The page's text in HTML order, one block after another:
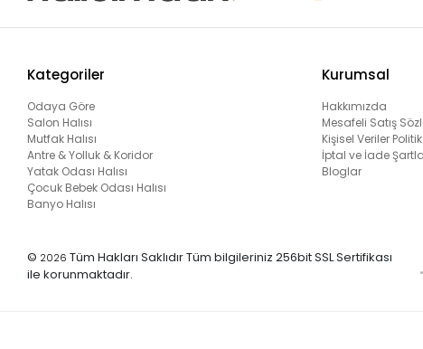
Kategoriler
Odaya Göre
Salon Halısı
Mutfak Halısı
Antre & Yolluk & Koridor
Yatak Odası Halısı
Çocuk Bebek Odası Halısı
Banyo Halısı
Kurumsal
Hakkımızda
Mesafeli Satış
Kişisel Veriler
İptal ve İade
Bloglar
© 2026 Tüm Hakları Saklıdır Tüm bilgileriniz 256bit SSL Sertifikası
ile korunmaktadır.